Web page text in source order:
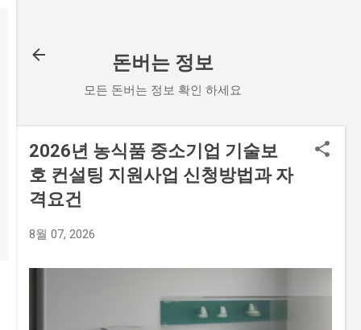
돈버는 정보
모든 돈버는 정보 확인 하세요
2026년 농식품 중소기업 기술보
호 컨설팅 지원사업 신청방법과 자
격요건
8월 07, 2026